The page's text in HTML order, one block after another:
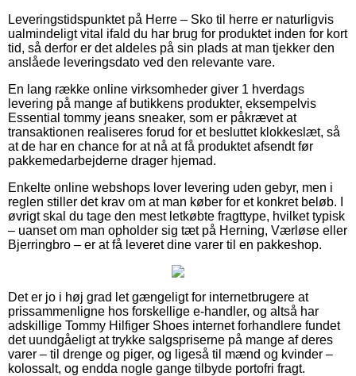
Leveringstidspunktet på Herre – Sko til herre er naturligvis
ualmindeligt vital ifald du har brug for produktet inden for kort
tid, så derfor er det aldeles på sin plads at man tjekker den
anslåede leveringsdato ved den relevante vare.
En lang række online virksomheder giver 1 hverdags
levering på mange af butikkens produkter, eksempelvis
Essential tommy jeans sneaker, som er påkrævet at
transaktionen realiseres forud for et besluttet klokkeslæt, så
at de har en chance for at nå at få produktet afsendt før
pakkemedarbejderne drager hjemad.
Enkelte online webshops lover levering uden gebyr, men i
reglen stiller det krav om at man køber for et konkret beløb. I
øvrigt skal du tage den mest letkøbte fragttype, hvilket typisk
– uanset om man opholder sig tæt på Herning, Værløse eller
Bjerringbro – er at få leveret dine varer til en pakkeshop.
Det er jo i høj grad let gængeligt for internetbrugere at
prissammenligne hos forskellige e-handler, og altså har
adskillige Tommy Hilfiger Shoes internet forhandlere fundet
det uundgåeligt at trykke salgspriserne på mange af deres
varer – til drenge og piger, og ligeså til mænd og kvinder –
kolossalt, og endda nogle gange tilbyde portofri fragt.